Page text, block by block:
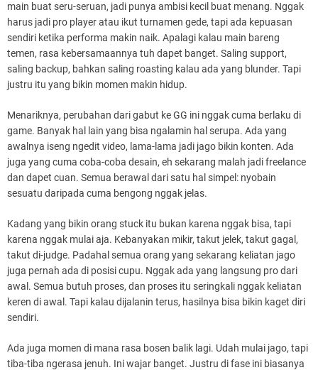
main buat seru-seruan, jadi punya ambisi kecil buat menang. Nggak
harus jadi pro player atau ikut turnamen gede, tapi ada kepuasan
sendiri ketika performa makin naik. Apalagi kalau main bareng
temen, rasa kebersamaannya tuh dapet banget. Saling support,
saling backup, bahkan saling roasting kalau ada yang blunder. Tapi
justru itu yang bikin momen makin hidup.
Menariknya, perubahan dari gabut ke GG ini nggak cuma berlaku di
game. Banyak hal lain yang bisa ngalamin hal serupa. Ada yang
awalnya iseng ngedit video, lama-lama jadi jago bikin konten. Ada
juga yang cuma coba-coba desain, eh sekarang malah jadi freelance
dan dapet cuan. Semua berawal dari satu hal simpel: nyobain
sesuatu daripada cuma bengong nggak jelas.
Kadang yang bikin orang stuck itu bukan karena nggak bisa, tapi
karena nggak mulai aja. Kebanyakan mikir, takut jelek, takut gagal,
takut di-judge. Padahal semua orang yang sekarang keliatan jago
juga pernah ada di posisi cupu. Nggak ada yang langsung pro dari
awal. Semua butuh proses, dan proses itu seringkali nggak keliatan
keren di awal. Tapi kalau dijalanin terus, hasilnya bisa bikin kaget diri
sendiri.
Ada juga momen di mana rasa bosen balik lagi. Udah mulai jago, tapi
tiba-tiba ngerasa jenuh. Ini wajar banget. Justru di fase ini biasanya